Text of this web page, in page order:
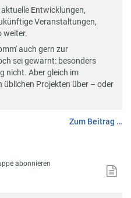
Entwicklungen,
Veranstaltungen,
weiter.
auch gern zur
sei gewarnt: besonders
nicht. Aber gleich im
üblichen Projekten über – oder
Zum Beitrag …
abonnieren